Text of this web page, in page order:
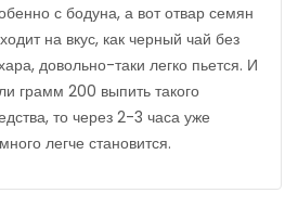
с бодуна, а вот отвар семян
на вкус, как черный чай без
довольно-таки легко пьется. И
грамм 200 выпить такого
то через 2-3 часа уже
легче становится.